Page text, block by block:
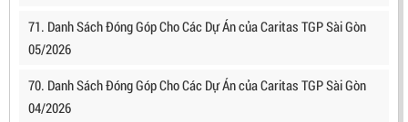
71. Danh Sách Đóng Góp Cho Các Dự Án của Caritas TGP Sài Gòn
05/2026
70. Danh Sách Đóng Góp Cho Các Dự Án của Caritas TGP Sài Gòn
04/2026